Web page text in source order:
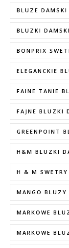
BLUZE DAMSKI
BLUZKI DAMSKI
BONPRIX
ELEGANCKIE
FAINE TANIE
FAJNE BLUZKI
GREENPOINT
H&M BLUZKI
H & M SWETRY
MANGO BLUZY
MARKOWE
MARKOWE